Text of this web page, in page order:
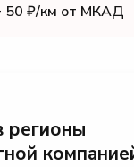
50 ₽/км от МКАД
регионы